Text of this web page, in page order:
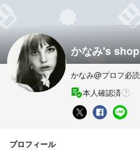
かなみ's shop
かなみ@プロフ必読
本人確認済
プロフィール